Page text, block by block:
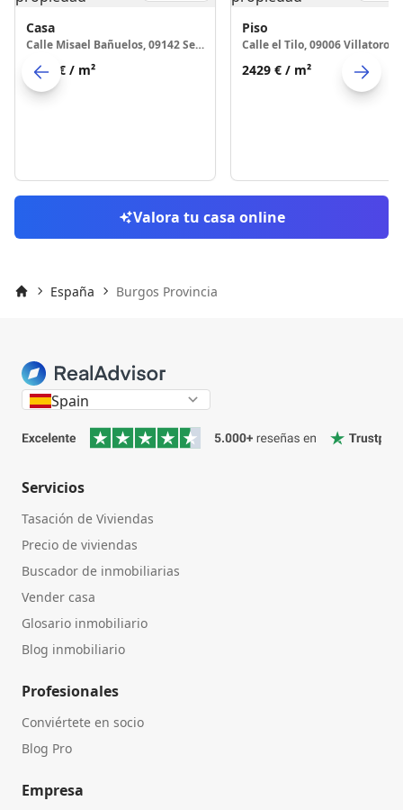
Casa
Calle Misael Bañuelos, 09142 Sedano
1291 € / m²
Piso
Calle el Tilo, 09006 Villatoro
2429 € / m²
Valora tu casa online
España Burgos Provincia
Spain
Servicios
Tasación de Viviendas
Precio de viviendas
Buscador de inmobiliarias
Vender casa
Glosario inmobiliario
Blog inmobiliario
Profesionales
Conviértete en socio
Blog Pro
Empresa